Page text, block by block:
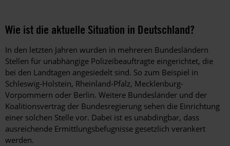
Wie ist die aktuelle Situation in Deutschland?
In den letzten Jahren wurden in mehreren Bundesländern
Stellen für unabhängige Polizeibeauftragte eingerichtet, die
bei den Landtagen angesiedelt sind. So zum Beispiel in
Schleswig-Holstein, Rheinland-Pfalz, Mecklenburg-
Vorpommern oder Berlin. Weitere Bundesländer und der
Koalitionsvertrag der Bundesregierung sehen die Einrichtung
einer solchen Stelle vor. Dabei ist es unabdingbar, dass
ausreichende Ermittlungsbefugnisse gesetzlich verankert
werden.